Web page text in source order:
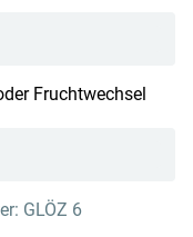
Fruchtwechsel
GLÖZ 6